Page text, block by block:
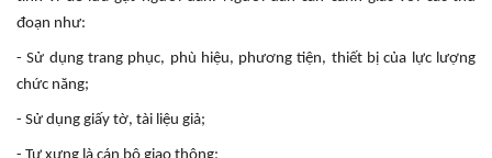
đoạn như:
- Sử dụng trang phục, phù hiệu, phương tiện, thiết bị của lực lượng
chức năng;
- Sử dụng giấy tờ, tài liệu giả;